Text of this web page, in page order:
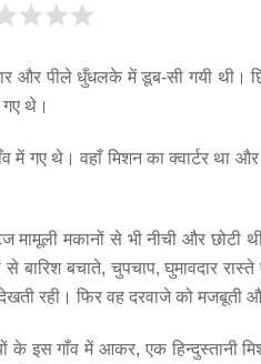
और पीले धुँधलके में डूब-सी गयी थी।
थे।
थे। वहाँ मिशन का क्वार्टर था और
मकानों से भी नीची और
बारिश बचाते, चुपचाप, घुमावदार
रही। फिर वह दरवाजे को मजबूती
इस गाँव में आकर, एक हिन्दुस्तानी